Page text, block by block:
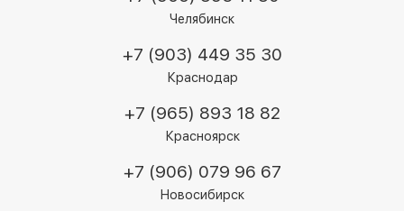
Челябинск
+7 (903) 449 35 30
Краснодар
+7 (965) 893 18 82
Красноярск
+7 (906) 079 96 67
Новосибирск